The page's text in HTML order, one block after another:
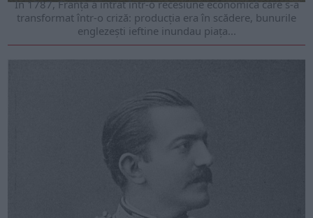
În 1787, Franța a intrat într-o recesiune economică care s-a
transformat într-o criză: producția era în scădere, bu­nurile
englezești ieftine inun­dau piața...